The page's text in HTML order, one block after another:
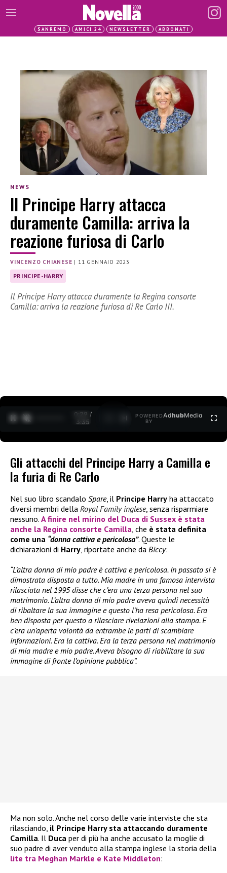
SANREMO AMICI 24 NEWSLETTER ABBONATI
NEWS
Il Principe Harry attacca
duramente Camilla: arriva la
reazione furiosa di Carlo
VINCENZO CHIANESE | 11 GENNAIO 2023
PRINCIPE-HARRY
Il Principe Harry attacca duramente la Regina consorte
Camilla: arriva la reazione furiosa di Re Carlo III.
0:30 /
3:35
POWERED
BY
AdhubMedia
Gli attacchi del Principe Harry a Camilla e
la furia di Re Carlo
Nel suo libro scandalo Spare, il Principe Harry ha attaccato
diversi membri della Royal Family inglese, senza risparmiare
nessuno. A finire nel mirino del Duca di Sussex è stata
anche la Regina consorte Camilla, che è stata definita
come una “donna cattiva e pericolosa”. Queste le
dichiarazioni di Harry, riportate anche da Biccy:
“L’altra donna di mio padre è cattiva e pericolosa. In passato si è
dimostrata disposta a tutto. Mia madre in una famosa intervista
rilasciata nel 1995 disse che c’era una terza persona nel suo
matrimonio. L’altra donna di mio padre aveva quindi necessità
di ribaltare la sua immagine e questo l’ha resa pericolosa. Era
ben disposta per questo a rilasciare rivelazioni alla stampa. E
c’era un’aperta volontà da entrambe le parti di scambiare
informazioni. Era la cattiva. Era la terza persona nel matrimonio
di mia madre e mio padre. Aveva bisogno di riabilitare la sua
immagine di fronte l’opinione pubblica”.
Ma non solo. Anche nel corso delle varie interviste che sta
rilasciando, il Principe Harry sta attaccando duramente
Camilla. Il Duca per di più ha anche accusato la moglie di
suo padre di aver venduto alla stampa inglese la storia della
lite tra Meghan Markle e Kate Middleton: